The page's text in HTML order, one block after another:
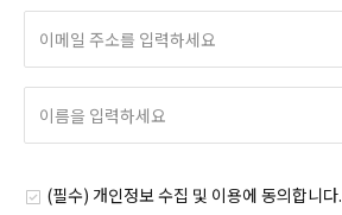
(필수) 개인정보 수집 및 이용에 동의합니다.